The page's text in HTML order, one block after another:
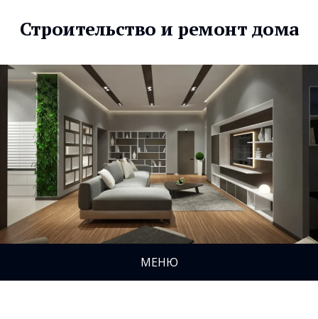
Строительство и ремонт дома
МЕНЮ